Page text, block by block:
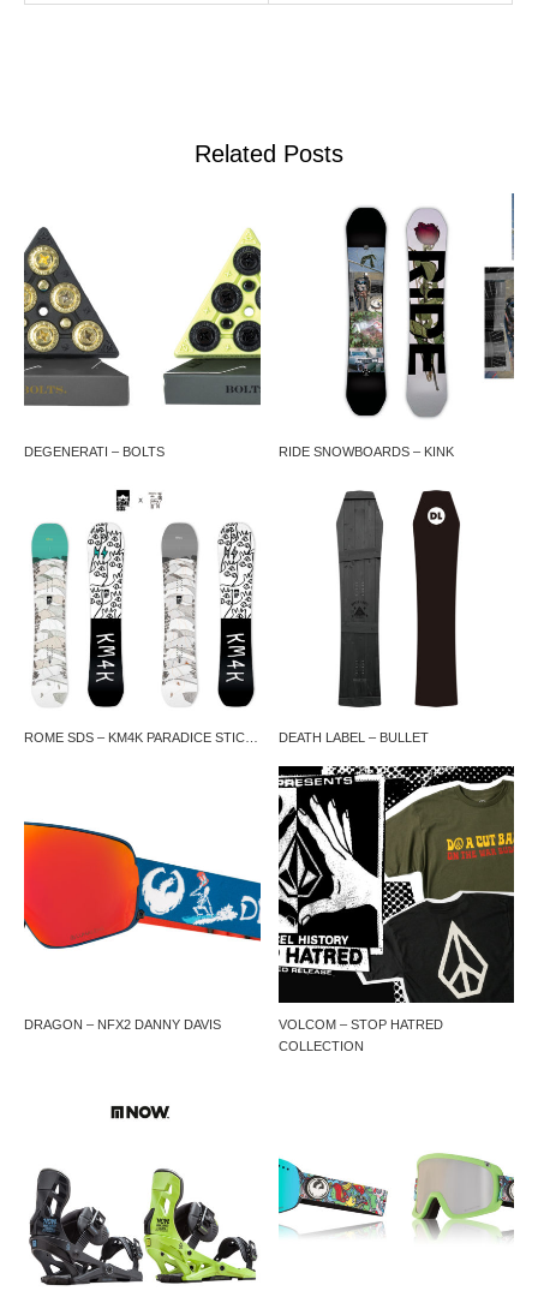
Related Posts
DEGENERATI – BOLTS RIDE SNOWBOARDS – KINK
ROME SDS – KM4K PARADICE STIC… DEATH LABEL – BULLET
DRAGON – NFX2 DANNY DAVIS
VOLCOM – STOP HATRED
COLLECTION